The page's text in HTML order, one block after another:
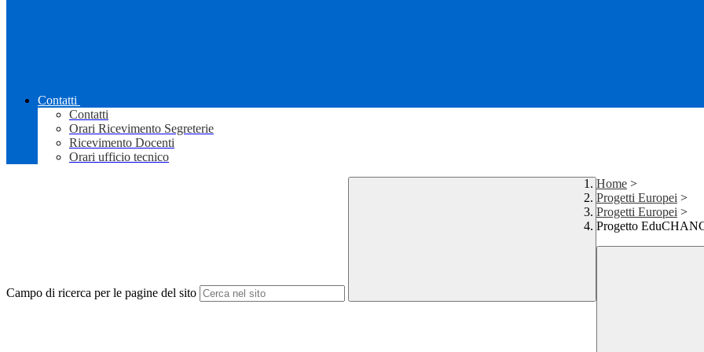
Contatti
Contatti
Orari Ricevimento Segreterie
Ricevimento Docenti
Orari ufficio tecnico
Campo di ricerca per le pagine del sito
Home >
Progetti Europei >
Progetti Europei >
Progetto